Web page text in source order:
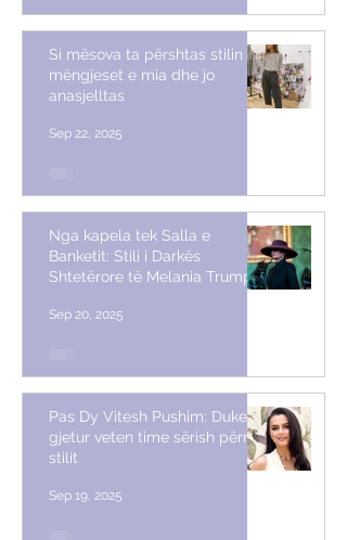
Si mësova ta përshtas stilin me
mëngjeset e mia dhe jo
anasjelltas
Sep 22, 2025
Nga kapela tek Salla e
Banketit: Stili i Darkës
Shtetërore të Melania Trump
Sep 20, 2025
Pas Dy Vitesh Pushim: Duke
gjetur veten time sërish përmes
stilit
Sep 19, 2025